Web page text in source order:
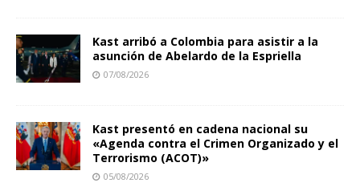
Kast arribó a Colombia para asistir a la
asunción de Abelardo de la Espriella
07/08/2026
Kast presentó en cadena nacional su
«Agenda contra el Crimen Organizado y el
Terrorismo (ACOT)»
05/08/2026